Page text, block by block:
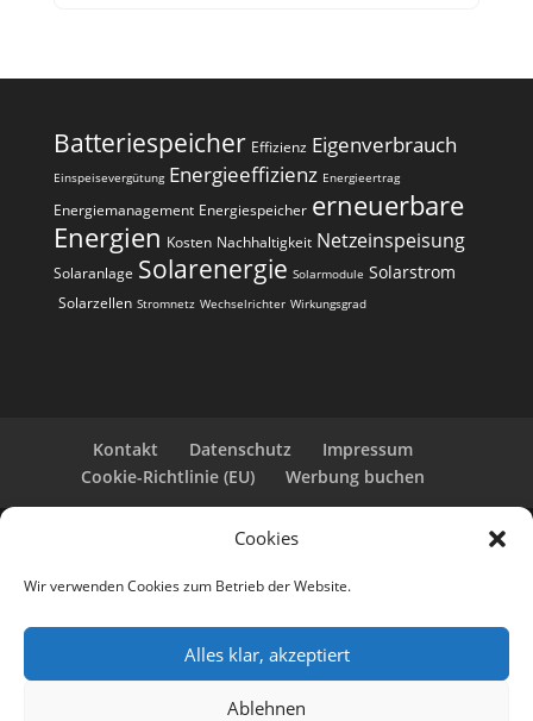
Cookies
Wir verwenden Cookies zum Betrieb der Website.
Alles klar, akzeptiert
Ablehnen
Batteriespeicher Effizienz Eigenverbrauch
Einspeisevergütung Energieeffizienz Energieertrag
Energiemanagement Energiespeicher erneuerbare
Energien Kosten Nachhaltigkeit Netzeinspeisung
Solaranlage Solarenergie Solarmodule Solarstrom
Solarzellen Stromnetz Wechselrichter Wirkungsgrad
Kontakt Datenschutz
Impressum
Cookie-Richtlinie (EU)
Werbung buchen
Copyright 2025-2026 | Web24 Consulting AVO UG |
Webseite mit Infos rund um PV-Anlagen und einem
Anbieterverzeichnis. Wir selbst sind kein Solarteur.
Wenn Sie bei den Werbepartnern ein Angebot
anfordern oder eine PV-Anlage bestellen, erhalten
wir ggf. eine Werbevergütung vom jeweiligen